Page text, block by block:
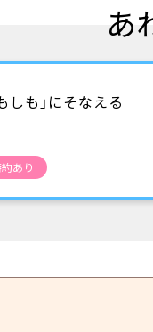
あ
しも」にそなえる
あり